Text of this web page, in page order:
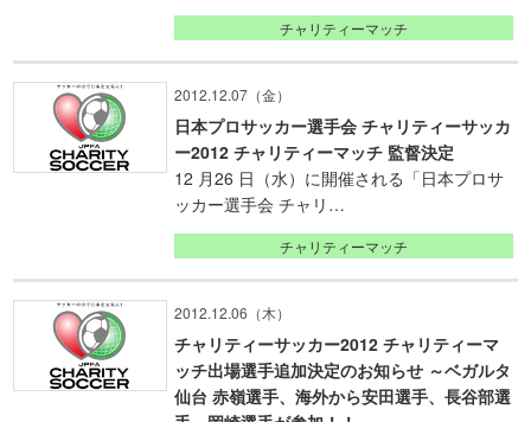
チャリティーマッチ
2012.12.07（金）
日本プロサッカー選手会 チャリティーサッカ
ー2012 チャリティーマッチ 監督決定
12 月26 日（水）に開催される「日本プロサ
ッカー選手会 チャリ…
チャリティーマッチ
2012.12.06（木）
チャリティーサッカー2012 チャリティーマ
ッチ出場選手追加決定のお知らせ ～ベガルタ
仙台 赤嶺選手、海外から安田選手、長谷部選